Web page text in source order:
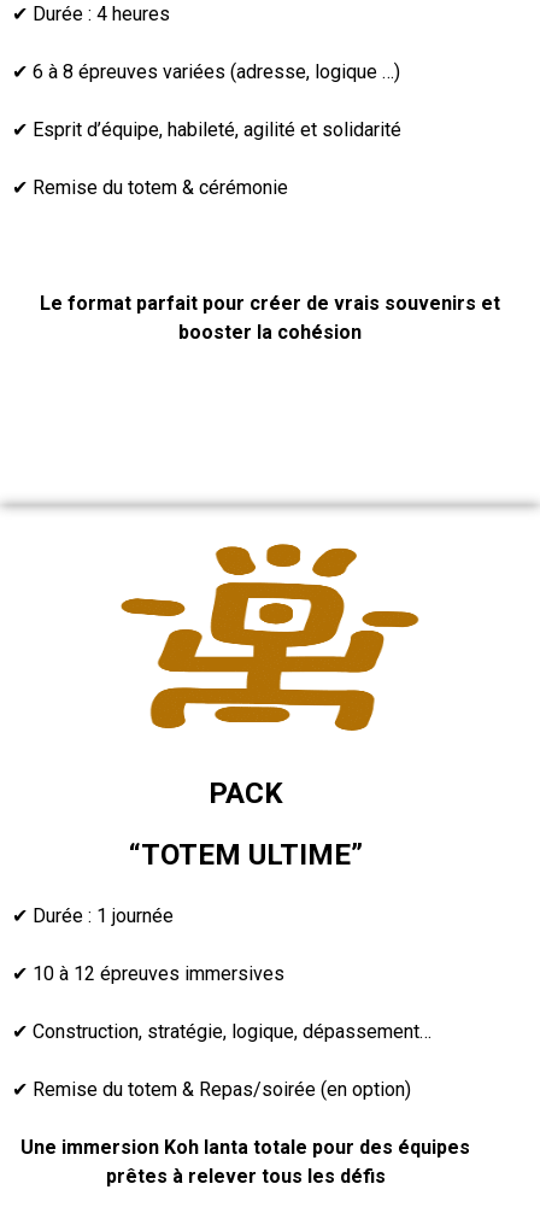
✔ Durée : 4 heures
✔ 6 à 8 épreuves variées (adresse, logique …)
✔ Esprit d’équipe, habileté, agilité et solidarité
✔ Remise du totem & cérémonie
Le format parfait pour créer de vrais souvenirs et
booster la cohésion
PACK
“TOTEM ULTIME”
✔ Durée : 1 journée
✔ 10 à 12 épreuves immersives
✔ Construction, stratégie, logique, dépassement…
✔ Remise du totem & Repas/soirée (en option)
Une immersion Koh lanta totale pour des équipes
prêtes à relever tous les défis